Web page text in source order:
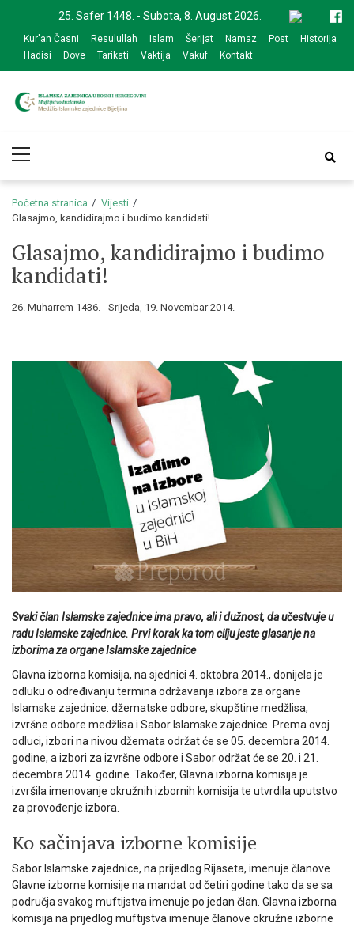
navigation
content
25. Safer 1448. - Subota, 8. August 2026.
Kur'an Časni Resulullah Islam Šerijat Namaz Post
Historija
Hadisi
Dove Tarikati Vaktija Vakuf Kontakt
zajednice Bijeljina
Menu
Početna stranica
Vijesti
Glasajmo, kandidirajmo i budimo kandidati!
Glasajmo, kandidirajmo i budimo
kandidati!
26. Muharrem 1436. - Srijeda, 19. Novembar 2014.
Svaki član Islamske zajednice ima pravo, ali i dužnost, da učestvuje u
radu Islamske zajednice. Prvi korak ka tom cilju jeste glasanje na
izborima za organe Islamske zajednice
Glavna izborna komisija, na sjednici 4. oktobra 2014., donijela je
odluku o određivanju termina održavanja izbora za organe
Islamske zajednice: džematske odbore, skupštine medžlisa,
izvršne odbore medžlisa i Sabor Islamske zajednice. Prema ovoj
odluci, izbori na nivou džemata održat će se 05. decembra 2014.
godine, a izbori za izvršne odbore i Sabor održat će se 20. i 21.
decembra 2014. godine. Također, Glavna izborna komisija je
izvršila imenovanje okružnih izbornih komisija te utvrdila uputstvo
za provođenje izbora.
Ko sačinjava izborne komisije
Sabor Islamske zajednice, na prijedlog Rijaseta, imenuje članove
Glavne izborne komisije na mandat od četiri godine tako da se sa
područja svakog muftijstva imenuje po jedan član. Glavna izborna
komisija na prijedlog muftijstva imenuje članove okružne izborne